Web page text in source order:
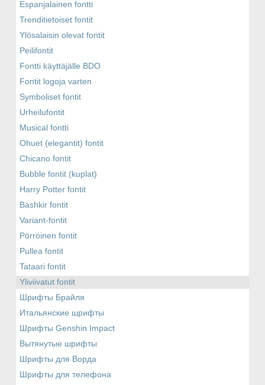
Espanjalainen fontti
Trenditietoiset fontit
Ylösalaisin olevat fontit
Peilifontit
Fontti käyttäjälle BDO
Fontit logoja varten
Symboliset fontit
Urheilufontit
Musical fontti
Ohuet (elegantit) fontit
Chicano fontit
Bubble fontit (kuplat)
Harry Potter fontit
Bashkir fontit
Variant-fontit
Pörröinen fontit
Pullea fontit
Tataari fontit
Yliviivatut fontit
Шрифты Брайля
Итальянские шрифты
Шрифты Genshin Impact
Вытянутые шрифты
Шрифты для Ворда
Шрифты для телефона